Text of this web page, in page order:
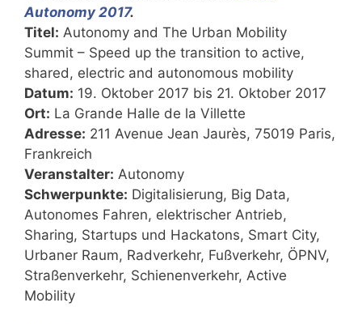
Autonomy 2017.
Titel: Autonomy and The Urban Mobility
Summit – Speed up the transition to active,
shared, electric and autonomous mobility
Datum: 19. Oktober 2017 bis 21. Oktober 2017
Ort: La Grande Halle de la Villette
Adresse: 211 Avenue Jean Jaurès, 75019 Paris,
Frankreich
Veranstalter: Autonomy
Schwerpunkte: Digitalisierung, Big Data,
Autonomes Fahren, elektrischer Antrieb,
Sharing, Startups und Hackatons, Smart City,
Urbaner Raum, Radverkehr, Fußverkehr, ÖPNV,
Straßenverkehr, Schienenverkehr, Active
Mobility